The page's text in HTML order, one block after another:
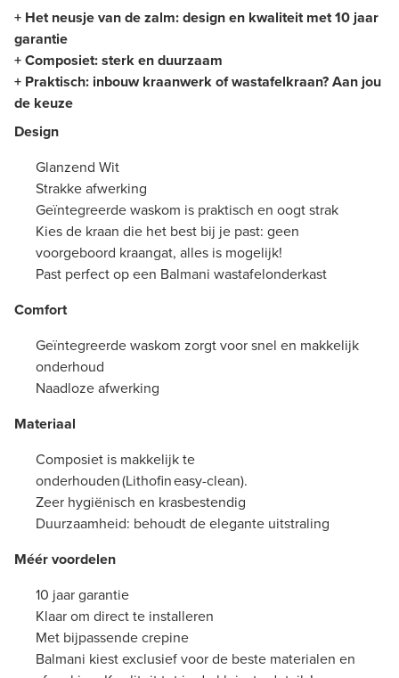
+ Het neusje van de zalm: design en kwaliteit met 10 jaar
garantie
+ Composiet: sterk en duurzaam
+ Praktisch: inbouw kraanwerk of wastafelkraan? Aan jou
de keuze
Design
Glanzend Wit
Strakke afwerking
Geïntegreerde waskom is praktisch en oogt strak
Kies de kraan die het best bij je past: geen
voorgeboord kraangat, alles is mogelijk!
Past perfect op een Balmani wastafelonderkast
Comfort
Geïntegreerde waskom zorgt voor snel en makkelijk
onderhoud
Naadloze afwerking
Materiaal
Composiet is makkelijk te
onderhouden (Lithofin easy-clean).
Zeer hygiënisch en krasbestendig
Duurzaamheid: behoudt de elegante uitstraling
Méér voordelen
10 jaar garantie
Klaar om direct te installeren
Met bijpassende crepine
Balmani kiest exclusief voor de beste materialen en